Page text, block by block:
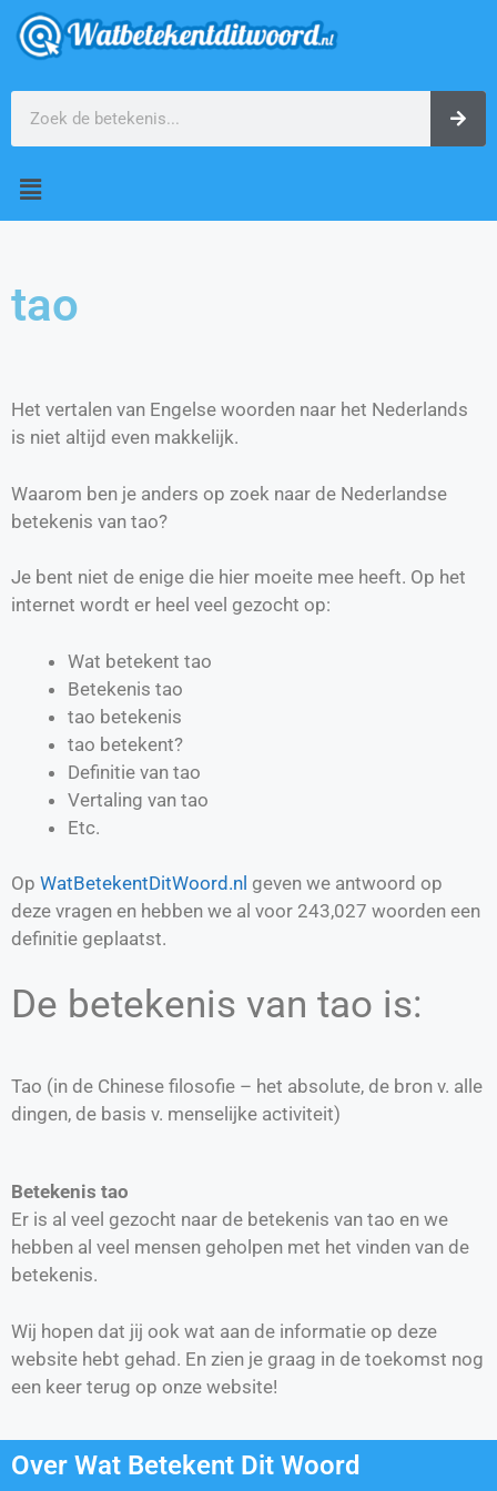
tao
Het vertalen van Engelse woorden naar het Nederlands
is niet altijd even makkelijk.
Waarom ben je anders op zoek naar de Nederlandse
betekenis van tao?
Je bent niet de enige die hier moeite mee heeft. Op het
internet wordt er heel veel gezocht op:
Wat betekent tao
Betekenis tao
tao betekenis
tao betekent?
Definitie van tao
Vertaling van tao
Etc.
Op WatBetekentDitWoord.nl geven we antwoord op
deze vragen en hebben we al voor 243,027 woorden een
definitie geplaatst.
De betekenis van tao is:
Tao (in de Chinese filosofie – het absolute, de bron v. alle
dingen, de basis v. menselijke activiteit)
Betekenis tao
Er is al veel gezocht naar de betekenis van tao en we
hebben al veel mensen geholpen met het vinden van de
betekenis.
Wij hopen dat jij ook wat aan de informatie op deze
website hebt gehad. En zien je graag in de toekomst nog
een keer terug op onze website!
Over Wat Betekent Dit Woord